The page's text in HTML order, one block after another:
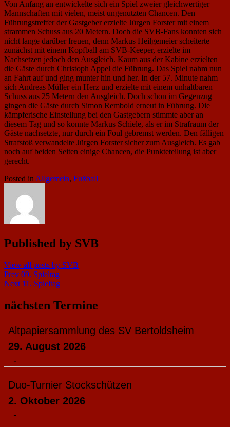
Von Anfang an entwickelte sich ein Spiel zweier gleichwertiger
Mannschaften mit vielen, meist ungenutzten Chancen. Den
Führungstreffer der Gastgeber erzielte Jürgen Forster mit einem
strammen Schuss aus 20 Metern. Doch die SVB-Fans konnten sich
nicht lange darüber freuen, denn Markus Heilgemeier scheiterte
zunächst mit einem Kopfball am SVB-Keeper, erzielte im
Nachsetzen jedoch den Ausgleich. Kaum aus der Kabine erzielten
die Gäste durch Christoph Appel die Führung. Das Spiel nahm nun
an Fahrt auf und ging munter hin und her. In der 57. Minute nahm
sich Andreas Müller ein Herz und erzielte mit einem unhaltbaren
Schuss aus 25 Metern den Ausgleich. Doch schon im Gegenzug
gingen die Gäste durch Simon Rembold erneut in Führung. Die
kämpferische Einstellung bei den Gastgebern stimmte aber an
diesem Tag und so konnte Markus Schiele, als er im Strafraum der
Gäste nachsetzte, nur durch ein Foul gebremst werden. Den fälligen
Strafstoß verwandelte Jürgen Forster sicher zum Ausgleich. Es gab
noch auf beiden Seiten einige Chancen, die Punkteteilung ist aber
gerecht.
Posted inAllgemein, Fußball
Published by SVB
View all posts by SVB
Beitragsnavigation
Prev 09. Spieltag
Next 11. Spieltag
nächsten Termine
Altpapiersammlung des SV Bertoldsheim
29. August 2026
-
Duo-Turnier Stockschützen
2. Oktober 2026
-